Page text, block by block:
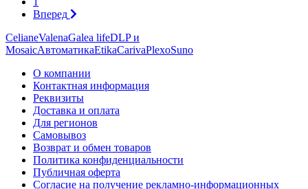
Вперед
CelianeValenaGalea lifeDLP и
MosaicАвтоматикаEtikaCarivaPlexoSuno
О компании
Контактная информация
Реквизиты
Доставка и оплата
Для регионов
Самовывоз
Возврат и обмен товаров
Политика конфиденциальности
Публичная оферта
Согласие на получение рекламно-информационных